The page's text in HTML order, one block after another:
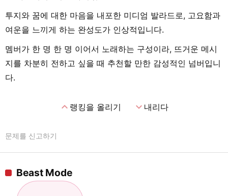
투지와 꿈에 대한 마음을 내포한 미디엄 발라드로, 고요함과
여운을 느끼게 하는 완성도가 인상적입니다.
멤버가 한 명 한 명 이어서 노래하는 구성이라, 뜨거운 메시
지를 차분히 전하고 싶을 때 추천할 만한 감성적인 넘버입니
다.
expand_less랭킹을 올리기 expand_more내리다
문제를 신고하기
Beast Mode